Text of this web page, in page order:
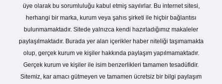
üye olarak bu sorumluluğu kabul etmiş sayılırlar. Bu internet sitesi,
herhangi bir marka, kurum veya şahıs şirketi ile hiçbir bağlantısı
bulunmamaktadır. Sitede yalnızca kendi hazırladığımız makaleler
paylaşılmaktadır. Burada yer alan içerikler haber niteliği taşımamakta
olup, gerçek kurum ve kişiler hakkında paylaşım yapılmamaktadır.
Gerçek kurum ve kişiler ile isim benzerlikleri tamamen tesadüfidir.
Sitemiz, kar amacı gütmeyen ve tamamen ücretsiz bir bilgi paylaşım